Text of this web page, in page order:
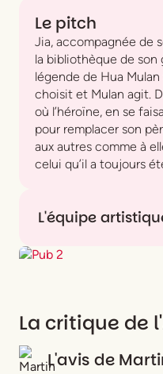
Le pitch
Jia, accompagnée de
la bibliothèque de son
légende de Hua Mulan
choisit et Mulan agit.
où l’héroïne, en se
pour remplacer son
aux autres comme à
celui qu’il a toujours
L'équipe
Écrit par
Distribution :Hélia
Gunputh
La critique de
L'avis de